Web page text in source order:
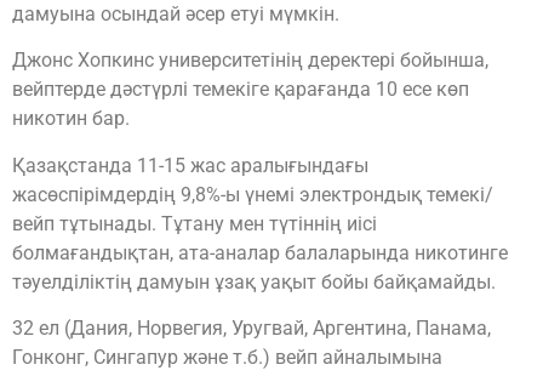
дамуына осындай әсер етуі мүмкін.
Джонс Хопкинс университетінің деректері бойынша,
вейптерде дәстүрлі темекіге қарағанда 10 есе көп
никотин бар.
Қазақстанда 11-15 жас аралығындағы
жасөспірімдердің 9,8%-ы үнемі электрондық темекі/
вейп тұтынады. Тұтану мен түтіннің иісі
болмағандықтан, ата-аналар балаларында никотинге
тәуелділіктің дамуын ұзақ уақыт бойы байқамайды.
32 ел (Дания, Норвегия, Уругвай, Аргентина, Панама,
Гонконг, Сингапур және т.б.) вейп айналымына